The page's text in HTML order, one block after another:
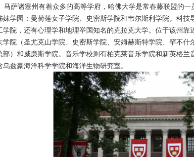
马萨诸塞州有着众多的高等学府，哈佛大学是常春藤联盟的
妹学园：曼荷莲女子学院、史密斯学院和韦尔斯利学院。科
学院，还有心理学和地理举国知名的克拉克大学。位于该州
学院（圣尤克山学院、史密斯学院、安姆赫斯特学院、罕不
部）和威廉斯学院。音乐学校则有柏克莱音乐学院和新英格
乌兹豪海洋科学学院和海洋生物研究室。